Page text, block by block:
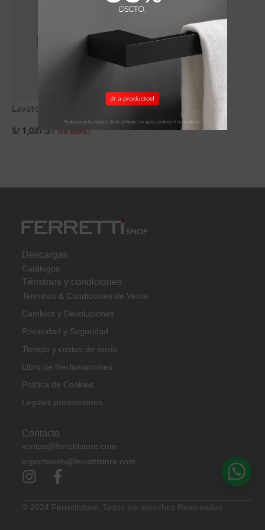
Lavatorio Venus Matt
35x35x9cm Signature
S/1,037.31 (5% dscto.)
Descargas
Catálogos
Términos y condiciones
Terminos & Condiciones de Venta
Cambios y Devoluciones
Privacidad y Seguridad
Tiempo y costos de envío
Libro de Reclamaciones
Política de Cookies
Legales promociones
Contacto
ventas@ferrettistore.com
soporteweb@ferrettistore.com
© 2024 Ferrettistore. Todos los derechos Reservados